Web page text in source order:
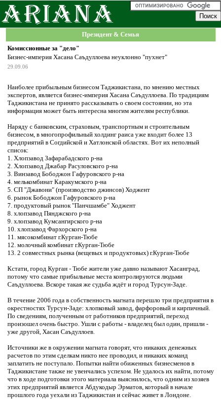
Президент & Семья
Комиссионные за "дело"
Бизнес-империя Хасана Саъдуллоева неуклонно "пухнет"
29.09.06
Наиболее прибыльным бизнесом Таджикистана, по мнению местных
экспертов, является бизнес-империя Хасана Саъдуллоева. По традициям
Таджикистана не принято рассказывать о своем состоянии, но эта
информация может быть интересна многим жителям республики.
Наряду с банковским, страховым, транспортным и строительным
бизнесом, в многопрофильный холдинг раиса уже входит более 13
предприятий в Согдийской и Хатлонской областях. Вот их неполный
список:
1. Хлопзавод Зафарабадского р-на
2. Хлопзавод Джабар Расуловского р-на
3. Винзавод Бободжон Гафуровского р-на
4. мелькомбинат Каракумского р-на
5. СП "Джавони" (производство джинсов) Ходжент
6. рынок Бободжон Гафуровского р-на
7. продуктовый рынок "Панчшамбе" Ходжент
8. хлопзавод Пянджского р-на
9. хлопзавод Кумсангирского р-на
10. хлопзавод Фархорского р-на
11. мясокомбинат г.Курган-Тюбе
12. молочный комбинат г.Курган-Тюбе
13. 2 совместных рынка (вещевых и продуктовых) г.Курган-Тюбе
Кстати, город Курган - Тюбе жители уже давно называют Хасанград,
потому что самые прибыльные места контролируются людьми
Саъдуллоева. Вскоре такая же судьба ждёт и город Турсун-Заде.
В течение 2006 года в собственность магната перешло три предприятия в
окрестностях Турсун-Заде: хлопковый завод, фарфоровый и кирпичный.
По сведениям, полученным от работников предприятий, переход
произошел очень быстро. Ушли с работы - владелец был один, пришли -
уже другой, Хасан Саъдуллоев.
Источники же в окружении магната говорят, что никаких денежных
расчетов по этим сделкам никто нее проводил, и никаких команд
заплатить не поступало. Попытки найти обиженных бизнесменов в
Таджикистане также не увенчались успехом. Не удалось их найти, потому
что в ходе подготовки этого материала выяснилось, что одним из хозяев
этих предприятий является Абдукодыр Эрматов, который в начале
прошлого года уехали из Таджикистан и сейчас живет в Лондоне.